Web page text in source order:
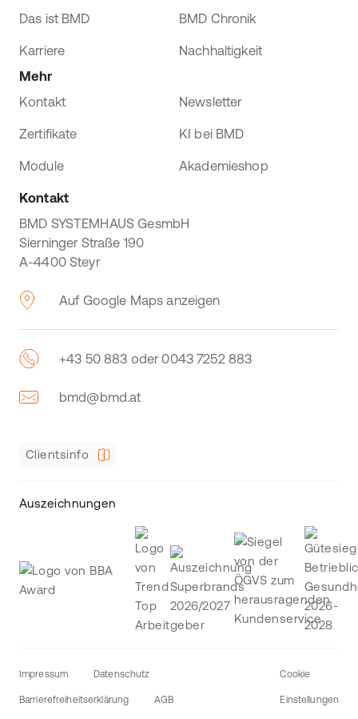
Das ist BMD
Karriere
BMD Chronik
Nachhaltigkeit
Mehr
Kontakt
Newsletter
Zertifikate KI bei BMD
Module Akademieshop
Kontakt
BMD SYSTEMHAUS GesmbH
Sierninger Straße 190
A-4400 Steyr
Auf Google Maps anzeigen
+43 50 883 oder 0043 7252 883
bmd@bmd.at
Clientsinfo
Auszeichnungen
Impressum Datenschutz
Barrierefreiheitserklärung AGB
Cookie
Einstellungen